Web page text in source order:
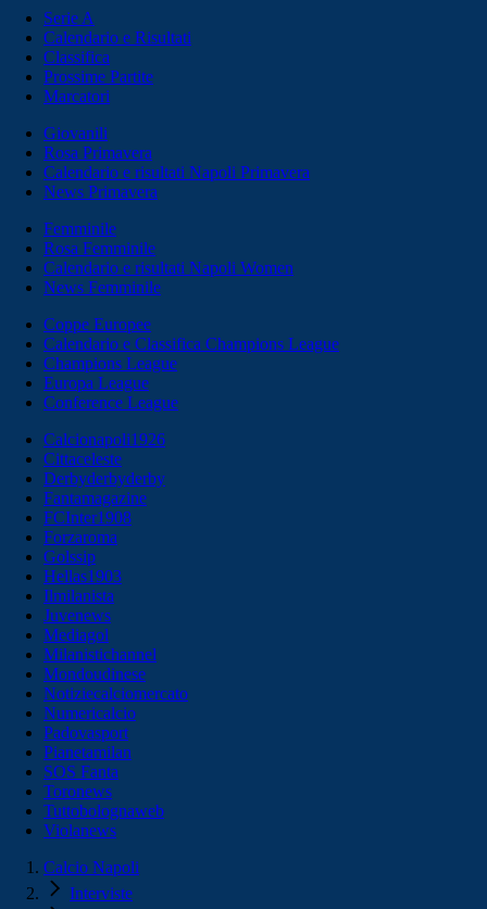
Serie A
Calendario e Risultati
Classifica
Prossime Partite
Marcatori
Giovanili
Rosa Primavera
Calendario e risultati Napoli Primavera
News Primavera
Femminile
Rosa Femminile
Calendario e risultati Napoli Women
News Femminile
Coppe Europee
Calendario e Classifica Champions League
Champions League
Europa League
Conference League
Calcionapoli1926
Cittaceleste
Derbyderbyderby
Fantamagazine
FCInter1908
Forzaroma
Golssip
Hellas1903
Ilmilanista
Juvenews
Mediagol
Milanistichannel
Mondoudinese
Notiziecalciomercato
Numericalcio
Padovasport
Pianetamilan
SOS Fanta
Toronews
Tuttobolognaweb
Violanews
Calcio Napoli
Interviste